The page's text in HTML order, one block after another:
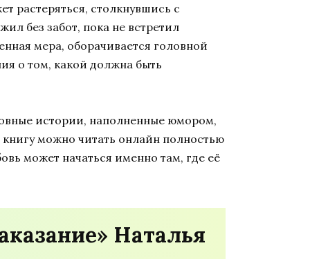
растеряться, столкнувшись с
без забот, пока не встретил
мера, оборачивается головной
о том, какой должна быть
истории, наполненные юмором,
можно читать онлайн полностью
может начаться именно там, где её
Наталья